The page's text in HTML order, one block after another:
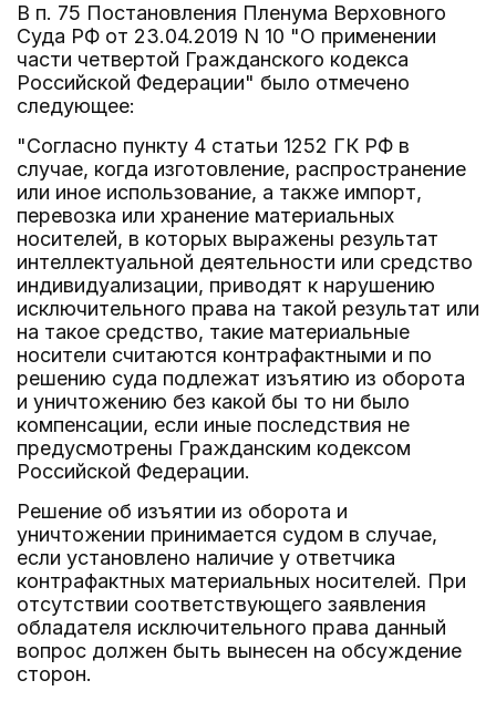
В п. 75 Постановления Пленума Верховного
Суда РФ от 23.04.2019 N 10 "О применении
части четвертой Гражданского кодекса
Российской Федерации" было отмечено
следующее:
"Согласно пункту 4 статьи 1252 ГК РФ в
случае, когда изготовление, распространение
или иное использование, а также импорт,
перевозка или хранение материальных
носителей, в которых выражены результат
интеллектуальной деятельности или средство
индивидуализации, приводят к нарушению
исключительного права на такой результат или
на такое средство, такие материальные
носители считаются контрафактными и по
решению суда подлежат изъятию из оборота
и уничтожению без какой бы то ни было
компенсации, если иные последствия не
предусмотрены Гражданским кодексом
Российской Федерации.
Решение об изъятии из оборота и
уничтожении принимается судом в случае,
если установлено наличие у ответчика
контрафактных материальных носителей. При
отсутствии соответствующего заявления
обладателя исключительного права данный
вопрос должен быть вынесен на обсуждение
сторон.